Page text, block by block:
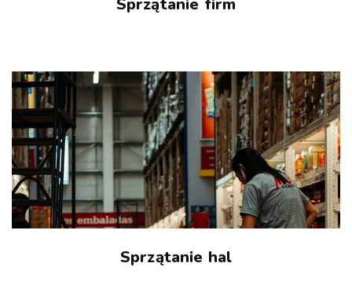
Sprzątanie firm
Sprzątanie hal